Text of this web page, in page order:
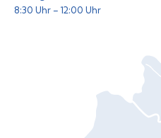
8:30 Uhr – 12:00 Uhr